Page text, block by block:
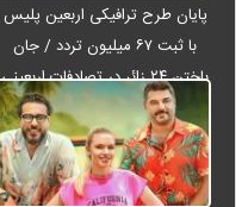
پایان طرح ترافیکی اربعین پلیس
با ثبت ۶۷ میلیون تردد / جان
باختن ۲۴ زائر در تصادفات اربعینی